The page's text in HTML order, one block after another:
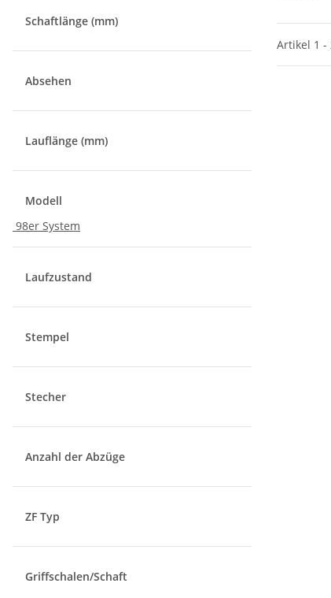
Artikel 1 -
Schaftlänge (mm)
Absehen
Lauflänge (mm)
Modell
98er System
Laufzustand
Stempel
Stecher
Anzahl der Abzüge
ZF Typ
Griffschalen/Schaft